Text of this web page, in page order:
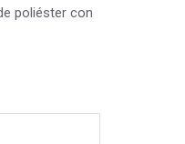
poliéster con